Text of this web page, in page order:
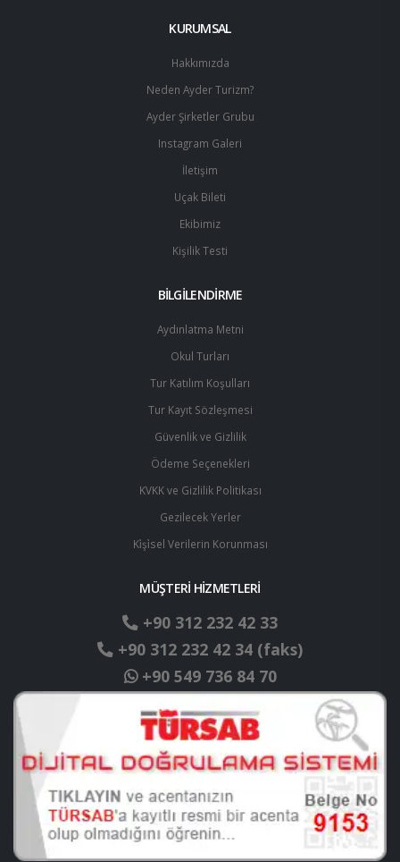
KURUMSAL
Hakkımızda
Neden Ayder Turizm?
Ayder Şirketler Grubu
Instagram Galeri
İletişim
Uçak Bileti
Ekibimiz
Kişilik Testi
BİLGİLENDİRME
Aydınlatma Metni
Okul Turları
Tur Katılım Koşulları
Tur Kayıt Sözleşmesi
Güvenlik ve Gizlilik
Ödeme Seçenekleri
KVKK ve Gizlilik Politikası
Gezilecek Yerler
Ki̇şi̇sel Verilerin Korunması
MÜŞTERİ HİZMETLERİ
+90 312 232 42 33
+90 312 232 42 34 (faks)
+90 549 736 84 70